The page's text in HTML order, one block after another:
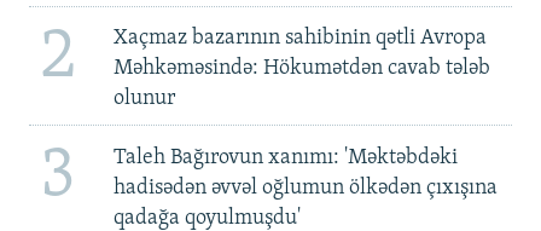
2
Xaçmaz bazarının sahibinin qətli Avropa
Məhkəməsində: Hökumətdən cavab tələb
olunur
3
Taleh Bağırovun xanımı: 'Məktəbdəki
hadisədən əvvəl oğlumun ölkədən çıxışına
qadağa qoyulmuşdu'